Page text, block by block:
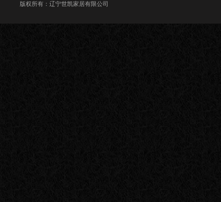
版权所有：辽宁世凯家居有限公司